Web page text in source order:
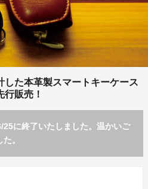
した本革製スマートキーケース
販売！
に終了いたしました。温かいご
。